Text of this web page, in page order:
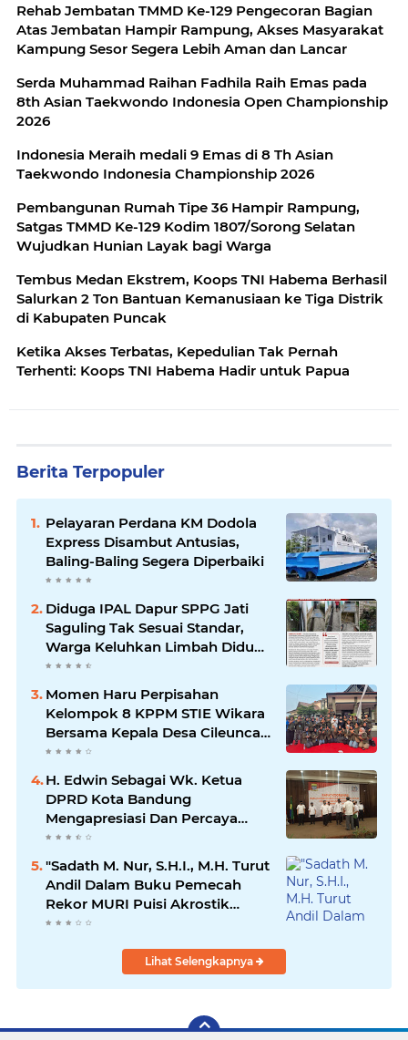
Rehab Jembatan TMMD Ke-129 Pengecoran Bagian
Atas Jembatan Hampir Rampung, Akses Masyarakat
Kampung Sesor Segera Lebih Aman dan Lancar
Serda Muhammad Raihan Fadhila Raih Emas pada
8th Asian Taekwondo Indonesia Open Championship
2026
Indonesia Meraih medali 9 Emas di 8 Th Asian
Taekwondo Indonesia Championship 2026
Pembangunan Rumah Tipe 36 Hampir Rampung,
Satgas TMMD Ke-129 Kodim 1807/Sorong Selatan
Wujudkan Hunian Layak bagi Warga
Tembus Medan Ekstrem, Koops TNI Habema Berhasil
Salurkan 2 Ton Bantuan Kemanusiaan ke Tiga Distrik
di Kabupaten Puncak
Ketika Akses Terbatas, Kepedulian Tak Pernah
Terhenti: Koops TNI Habema Hadir untuk Papua
Berita Terpopuler
Pelayaran Perdana KM Dodola
Express Disambut Antusias,
Baling-Baling Segera Diperbaiki
Diduga IPAL Dapur SPPG Jati
Saguling Tak Sesuai Standar,
Warga Keluhkan Limbah Diduga
Mengalir ke Sungai
Momen Haru Perpisahan
Kelompok 8 KPPM STIE Wikara
Bersama Kepala Desa Cileunca
di Kecamatan Bojong
H. Edwin Sebagai Wk. Ketua
DPRD Kota Bandung
Mengapresiasi Dan Percaya
Penuh Kepada Kepemimpinan
Lpm Kota Bandung Periode
2021-2026
"Sadath M. Nur, S.H.I., M.H. Turut
Andil Dalam Buku Pemecah
Rekor MURI Puisi Akrostik
Terbanyak
Lihat Selengkapnya